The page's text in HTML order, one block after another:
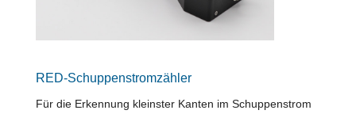
RED-Schuppenstromzähler
Für die Erkennung kleinster Kanten im Schuppenstrom